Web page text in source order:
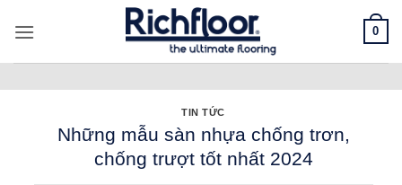
qua
0
TIN TỨC
Những mẫu sàn nhựa chống trơn,
chống trượt tốt nhất 2024